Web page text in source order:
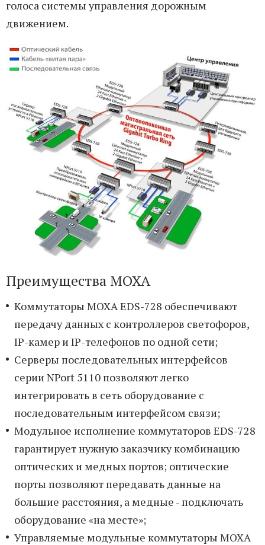
голоса системы управления дорожным
движением.
Преимущества MOXA
Коммутаторы MOXA EDS-728 обеспечивают
передачу данных с контроллеров светофоров,
IP-камер и IP-телефонов по одной сети;
Серверы последовательных интерфейсов
серии NPort 5110 позволяют легко
интегрировать в сеть оборудование с
последовательным интерфейсом связи;
Модульное исполнение коммутаторов EDS-728
гарантирует нужную заказчику комбинацию
оптических и медных портов; оптические
порты позволяют передавать данные на
большие расстояния, а медные - подключать
оборудование «на месте»;
Управляемые модульные коммутаторы MOXA